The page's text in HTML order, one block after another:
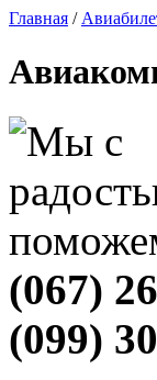
Главная /
(067)
(099)